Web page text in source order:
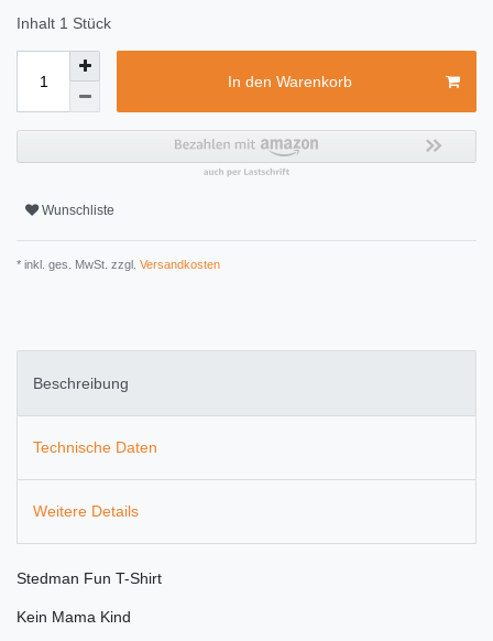
Inhalt 1 Stück
In den Warenkorb
Wunschliste
* inkl. ges. MwSt. zzgl. Versandkosten
Beschreibung
Technische Daten
Weitere Details
Stedman Fun T-Shirt
Kein Mama Kind